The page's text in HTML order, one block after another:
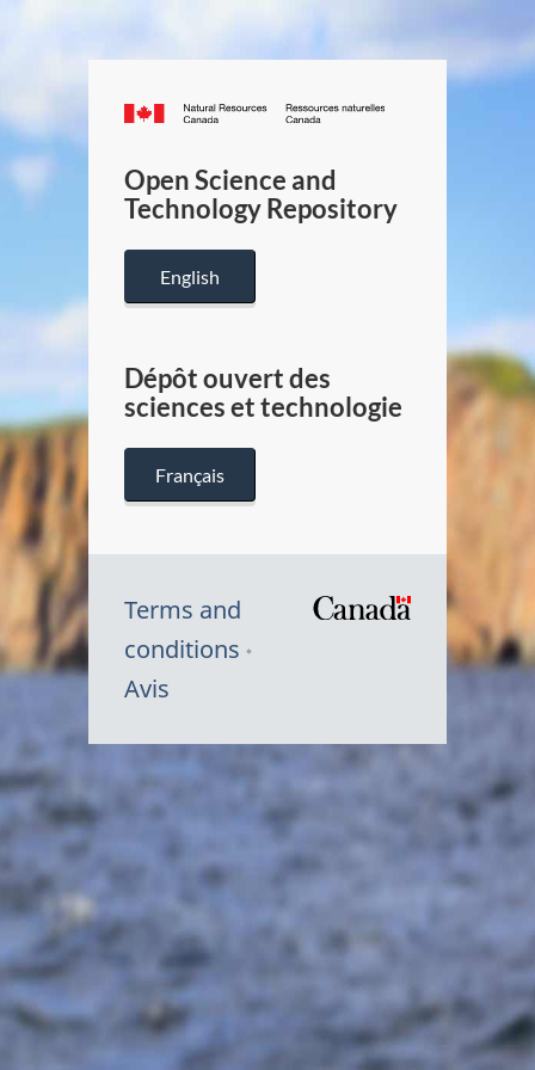
Canada.ca
/
Canada
Open Science and
Technology Repository
English
Dépôt ouvert des
sciences et technologie
Français
Terms and
conditions
Avis
Symbole
Canada